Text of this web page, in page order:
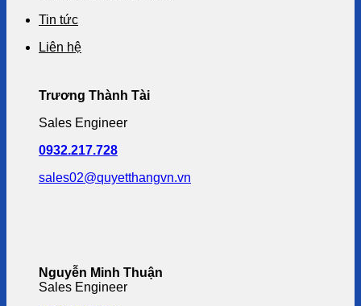
Tin tức
Liên hệ
Trương Thành Tài
Sales Engineer
0932.217.728
sales02@quyetthangvn.vn
Nguyễn Minh Thuận
Sales Engineer